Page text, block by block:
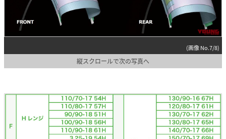
(画像 No.7/8)
縦スクロールで次の写真へ